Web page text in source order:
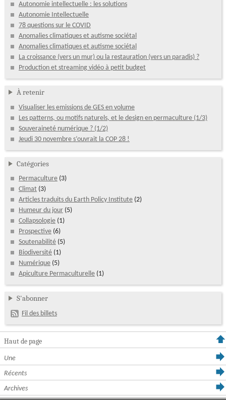
Autonomie intellectuelle : les solutions
Autonomie Intellectuelle
78 questions sur le COVID
Anomalies climatiques et autisme sociétal
Anomalies climatiques et autisme sociétal
La croissance (vers un mur) ou la restauration (vers un paradis) ?
Production et streaming vidéo à petit budget
À retenir
Visualiser les emissions de GES en volume
Les patterns, ou motifs naturels, et le design en permaculture (1/3)
Souveraineté numérique ? (1/2)
Jeudi 30 novembre s’ouvrait la COP 28 !
Catégories
Permaculture (3)
Climat (3)
Articles traduits du Earth Policy Institute (2)
Humeur du jour (5)
Collapsologie (1)
Prospective (6)
Soutenabilité (5)
Biodiversité (1)
Numérique (5)
Apiculture Permaculturelle (1)
S'abonner
Fil des billets
Haut de page
Une
Récents
Archives